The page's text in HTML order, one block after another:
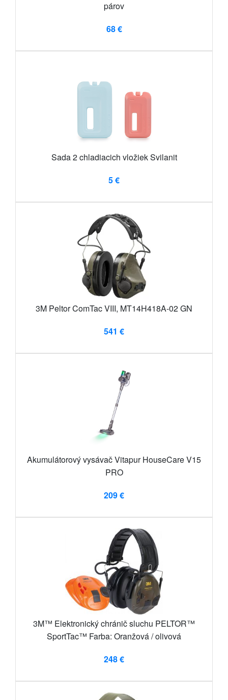
párov
68 €
Sada 2 chladiacich vložiek Svilanit
5 €
3M Peltor ComTac VIII, MT14H418A-02 GN
541 €
Akumulátorový vysávač Vitapur HouseCare V15
PRO
209 €
3M™ Elektronický chránič sluchu PELTOR™
SportTac™ Farba: Oranžová / olivová
248 €